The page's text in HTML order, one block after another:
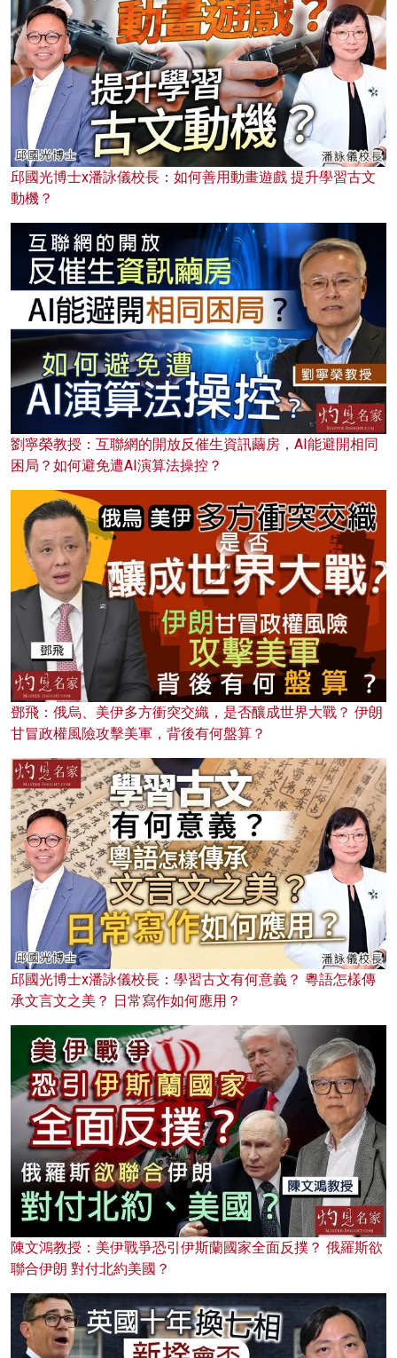
邱國光博士x潘詠儀校長：如何善用動畫遊戲 提升學習古文
動機？
劉寧榮教授：互聯網的開放反催生資訊繭房，AI能避開相同
困局？如何避免遭AI演算法操控？
鄧飛：俄烏、美伊多方衝突交織，是否釀成世界大戰？ 伊朗
甘冒政權風險攻擊美軍，背後有何盤算？
邱國光博士x潘詠儀校長：學習古文有何意義？ 粵語怎樣傳
承文言文之美？ 日常寫作如何應用？
陳文鴻教授：美伊戰爭恐引伊斯蘭國家全面反撲？ 俄羅斯欲
聯合伊朗 對付北約美國？